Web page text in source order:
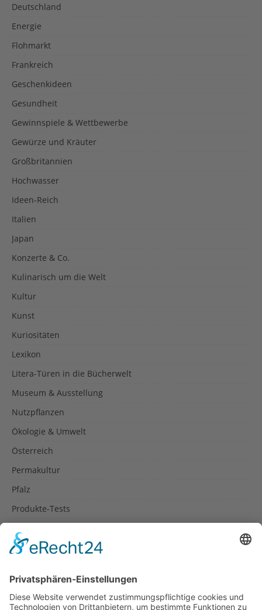
Deutschland
Energie
Flohmarkt
Frankreich
Geschenkideen
Gesundheit
Gewinnspiele & Wettbewerbe
Gewürze und Kräuter
Großbritannien
Hochwasser
Ideen-Reich
Italien
Japan
Konzerte & Co.
Kulinarisch um die Welt
Kultur
Kunst
Kuriositäten
Lexikon
Litera-Türen in die Bücherwelt
Museum & Ausstellung
Nutzpflanzen
Ökologie & Umwelt
Österreich
Permakultur
Pfalz
Produkte-Tests
Rezepte
Spanien
Südtirol